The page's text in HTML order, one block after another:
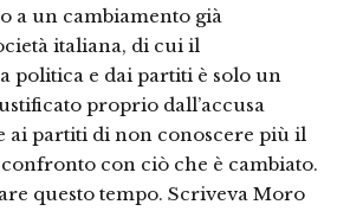
a un cambiamento già
italiana, di cui il
politica e dai partiti è solo un
proprio dall’accusa
ai partiti di non conoscere più il
con ciò che è cambiato.
questo tempo. Scriveva Moro